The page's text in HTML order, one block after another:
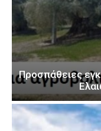
Προσπάθειες